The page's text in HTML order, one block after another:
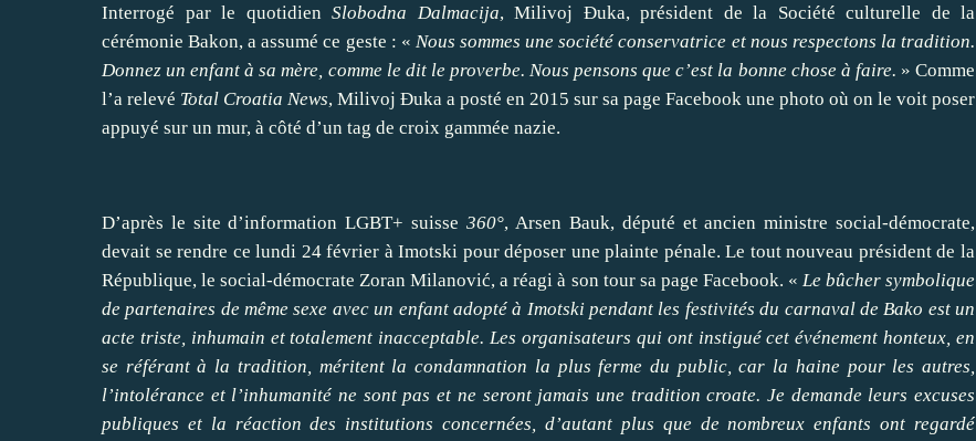
Interrogé par le quotidien Slobodna Dalmacija, Milivoj Đuka, président de la Société culturelle de la
cérémonie Bakon, a assumé ce geste : « Nous sommes une société conservatrice et nous respectons la tradition.
Donnez un enfant à sa mère, comme le dit le proverbe. Nous pensons que c’est la bonne chose à faire. » Comme
l’a relevé Total Croatia News, Milivoj Đuka a posté en 2015 sur sa page Facebook une photo où on le voit poser
appuyé sur un mur, à côté d’un tag de croix gammée nazie.
D’après le site d’information LGBT+ suisse 360°, Arsen Bauk, député et ancien ministre social-démocrate,
devait se rendre ce lundi 24 février à Imotski pour déposer une plainte pénale. Le tout nouveau président de la
République, le social-démocrate Zoran Milanović, a réagi à son tour sa page Facebook. « Le bûcher symbolique
de partenaires de même sexe avec un enfant adopté à Imotski pendant les festivités du carnaval de Bako est un
acte triste, inhumain et totalement inacceptable. Les organisateurs qui ont instigué cet événement honteux, en
se référant à la tradition, méritent la condamnation la plus ferme du public, car la haine pour les autres,
l’intolérance et l’inhumanité ne sont pas et ne seront jamais une tradition croate. Je demande leurs excuses
publiques et la réaction des institutions concernées, d’autant plus que de nombreux enfants ont regardé